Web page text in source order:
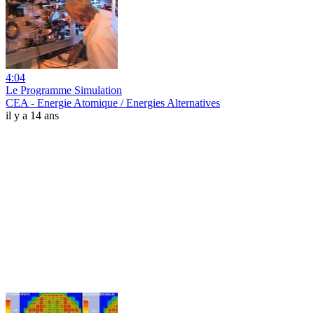
4:04
Le Programme Simulation
CEA - Energie Atomique / Energies Alternatives
il y a 14 ans